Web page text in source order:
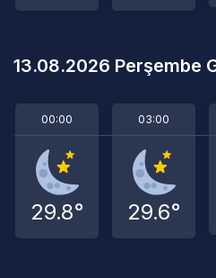
13.08.2026 Perşembe
00:00
29.8°
03:00
29.6°